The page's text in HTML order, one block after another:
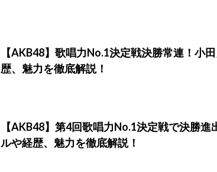
【AKB48】歌唱力No.1決定戦決勝常連！小
歴、魅力を徹底解説！
【AKB48】第4回歌唱力No.1決定戦で決勝
ルや経歴、魅力を徹底解説！